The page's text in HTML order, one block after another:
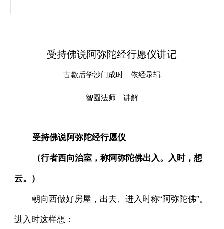
受持佛说阿弥陀经行愿仪讲记
古歙后学沙门成时 依经录辑
智圆法师 讲解
受持佛说阿弥陀经行愿仪
（行者西向治室，称阿弥陀佛出入。入时，想
云。）
朝向西做好房屋，出去、进入时称“阿弥陀佛”。
进入时这样想：